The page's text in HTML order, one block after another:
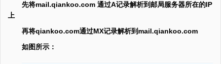
先将mail.qiankoo.com 通过A记录解析到邮局服务器所在的IP
上
再将qiankoo.com通过MX记录解析到mail.qiankoo.com
如图所示：